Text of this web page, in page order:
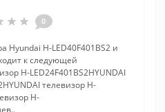
0
Hyundai H-LED40F401BS2 и
к следующей
H-LED24F401BS2HYUNDAI
телевизор H-
H-